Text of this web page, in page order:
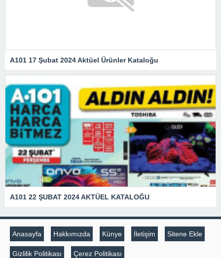
A101 17 Şubat 2024 Aktüel Ürünler Kataloğu
A101 22 ŞUBAT 2024 AKTÜEL KATALOĞU
Anasayfa Hakkımızda Künye İletişim Sitene Ekle
Gizlilik Politikası Çerez Politikası